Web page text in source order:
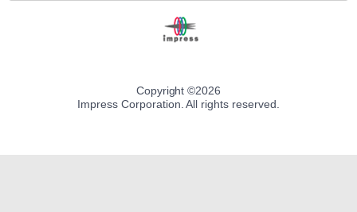
Copyright ©2026
Impress Corporation. All rights reserved.